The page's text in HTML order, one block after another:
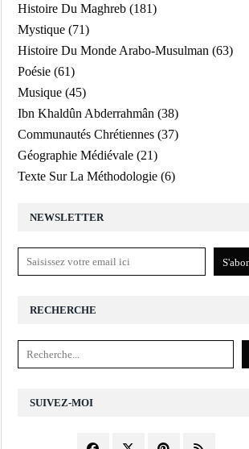
NEWSLETTER
SUIVEZ-MOI
RECHERCHE
Histoire Du Maghreb (181)
Mystique (71)
Histoire Du Monde Arabo-Musulman (63)
Poésie (61)
Musique (45)
Ibn Khaldûn Abderrahmân (38)
Communautés Chrétiennes (37)
Géographie Médiévale (21)
Texte Sur La Méthodologie (6)